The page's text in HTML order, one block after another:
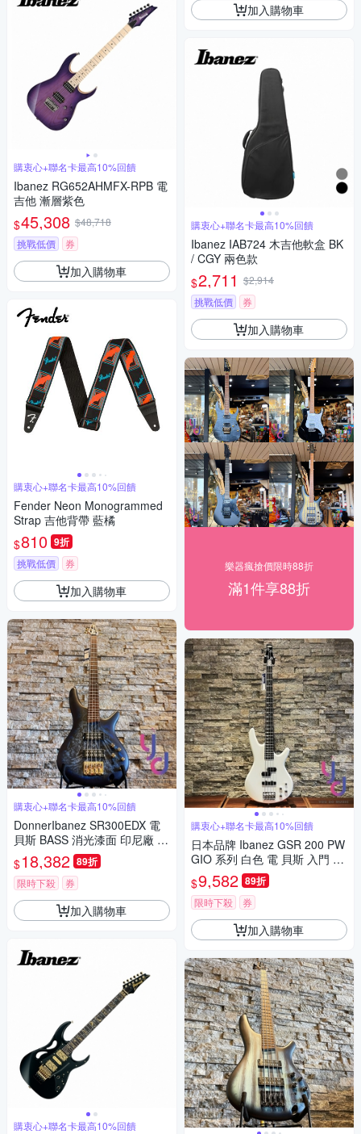
購衷心+聯名卡最高10%回饋
Ibanez RG652AHMFX-RPB 電
吉他 漸層紫色
$45,308 $48,718
挑戰低價
券
加入購物車
購衷心+聯名卡最高10%回饋
Fender Neon Monogrammed
Strap 吉他背帶 藍橘
$810 9折
挑戰低價 券
加入購物車
購衷心+聯名卡最高10%回饋
DonnerIbanez SR300EDX 電
貝斯 BASS 消光漆面 印尼廠 B
ZM
$18,382 89折
限時下殺 券
加入購物車
購衷心+聯名卡最高10%回饋
加入購物車
購衷心+聯名卡最高10%回饋
Ibanez IAB724 木吉他軟盒 BK
/ CGY 兩色款
$2,711 $2,914
挑戰低價
券
加入購物車
樂器瘋搶價限時88折
滿1件享88折
購衷心+聯名卡最高10%回饋
日本品牌 Ibanez GSR 200 PW
GIO 系列 白色 電 貝斯 入門 主
動電路
$9,582 89折
限時下殺 券
加入購物車